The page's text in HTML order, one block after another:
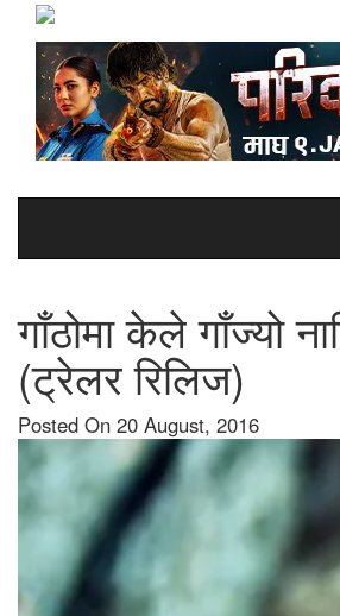
गाँठोमा केले गाँज्यो
(ट्रेलर रिलिज)
Posted On 20 August, 2016